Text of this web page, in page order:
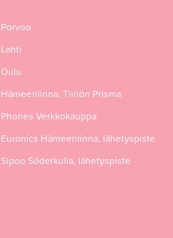
Porvoo
Lahti
Oulu
Hämeenlinna, Tiiriön Prisma
Phones Verkkokauppa
Euronics Hämeenlinna, lähetyspiste
Sipoo Söderkulla, lähetyspiste